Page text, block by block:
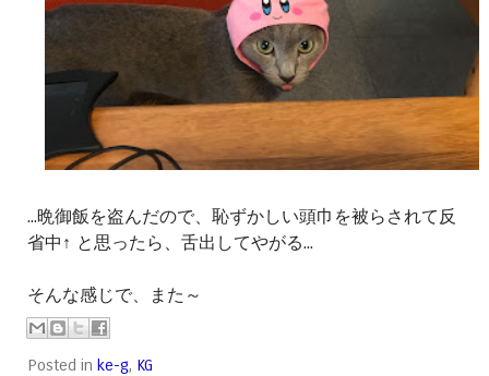
...晩御飯を盗んだので、恥ずかしい頭巾を被らされて反
省中↑ と思ったら、舌出してやがる...
そんな感じで、また～
Posted in ke-g, KG